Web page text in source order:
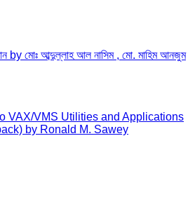
by মোঃ আব্দুল্লাহ আল নাসিম , মো. মাহিম আনজুম